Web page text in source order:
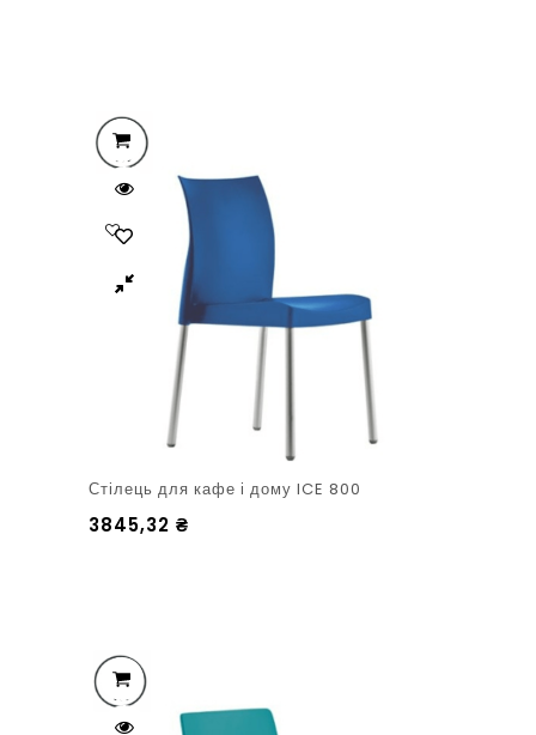
Стілець для кафе і дому ICE 800
3845,32 ₴